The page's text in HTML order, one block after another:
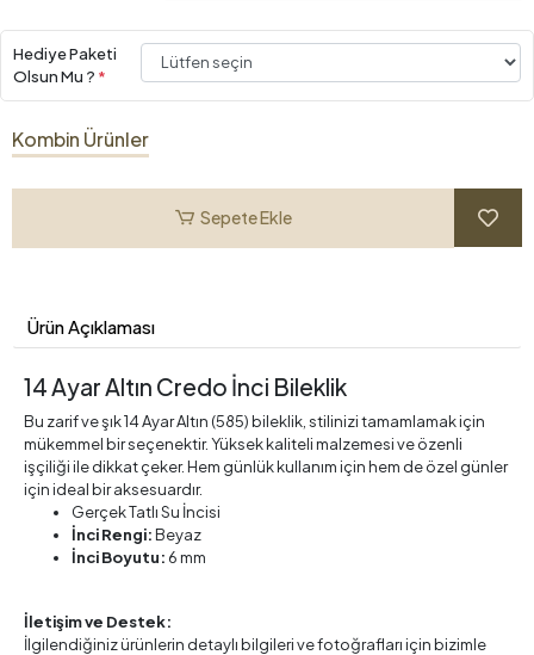
Hediye Paketi
Olsun Mu ? *
Kombin Ürünler
Sepete Ekle
Ürün Açıklaması
14 Ayar Altın Credo İnci Bileklik
Bu zarif ve şık 14 Ayar Altın (585) bileklik, stilinizi tamamlamak için
mükemmel bir seçenektir. Yüksek kaliteli malzemesi ve özenli
işçiliği ile dikkat çeker. Hem günlük kullanım için hem de özel günler
için ideal bir aksesuardır.
Gerçek Tatlı Su İncisi
İnci Rengi:Beyaz
İnci Boyutu: 6 mm
İletişim ve Destek:
İlgilendiğiniz ürünlerin detaylı bilgileri ve fotoğrafları için bizimle